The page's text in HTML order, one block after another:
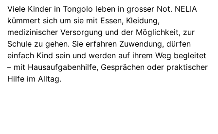
Viele Kinder in Tongolo leben in grosser Not. NELIA
kümmert sich um sie mit Essen, Kleidung,
medizinischer Versorgung und der Möglichkeit, zur
Schule zu gehen. Sie erfahren Zuwendung, dürfen
einfach Kind sein und werden auf ihrem Weg begleitet
– mit Hausaufgabenhilfe, Gesprächen oder praktischer
Hilfe im Alltag.